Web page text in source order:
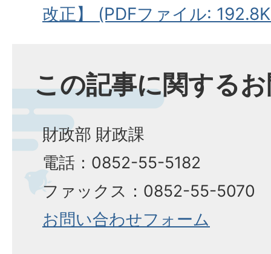
改正】 (PDFファイル:
この記事に関する
財政部 財政課
電話：0852-55-5182
ファックス：0852-55-5070
お問い合わせフォーム